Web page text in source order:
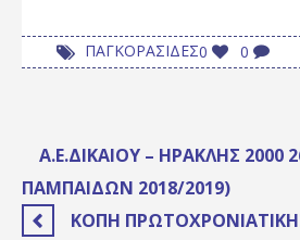
0
0
ΠΑΓΚΟΡΑΣΙΔΕΣ
A.E.ΔΙΚΑΊΟΥ – ΗΡΑΚΛΉΣ 2000
ΠΑΜΠΑΊΔΩΝ 2018/2019)
ΚΟΠΉ